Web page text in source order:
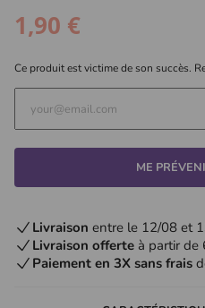
1,90 €
Ce produit est victime de son succès.
ME
Livraison entre le 12/08 et
Livraison offerte à partir de
Paiement en 3X sans frais